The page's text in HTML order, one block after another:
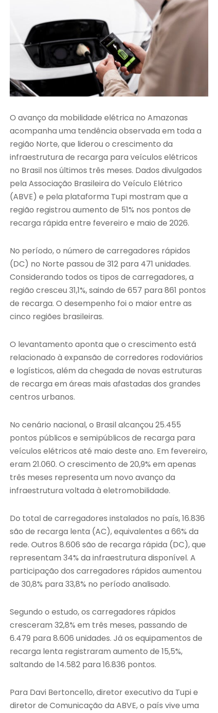
O avanço da mobilidade elétrica no Amazonas
acompanha uma tendência observada em toda a
região Norte, que liderou o crescimento da
infraestrutura de recarga para veículos elétricos
no Brasil nos últimos três meses. Dados divulgados
pela Associação Brasileira do Veículo Elétrico
(ABVE) e pela plataforma Tupi mostram que a
região registrou aumento de 51% nos pontos de
recarga rápida entre fevereiro e maio de 2026.
No período, o número de carregadores rápidos
(DC) no Norte passou de 312 para 471 unidades.
Considerando todos os tipos de carregadores, a
região cresceu 31,1%, saindo de 657 para 861 pontos
de recarga. O desempenho foi o maior entre as
cinco regiões brasileiras.
O levantamento aponta que o crescimento está
relacionado à expansão de corredores rodoviários
e logísticos, além da chegada de novas estruturas
de recarga em áreas mais afastadas dos grandes
centros urbanos.
No cenário nacional, o Brasil alcançou 25.455
pontos públicos e semipúblicos de recarga para
veículos elétricos até maio deste ano. Em fevereiro,
eram 21.060. O crescimento de 20,9% em apenas
três meses representa um novo avanço da
infraestrutura voltada à eletromobilidade.
Do total de carregadores instalados no país, 16.836
são de recarga lenta (AC), equivalentes a 66% da
rede. Outros 8.606 são de recarga rápida (DC), que
representam 34% da infraestrutura disponível. A
participação dos carregadores rápidos aumentou
de 30,8% para 33,8% no período analisado.
Segundo o estudo, os carregadores rápidos
cresceram 32,8% em três meses, passando de
6.479 para 8.606 unidades. Já os equipamentos de
recarga lenta registraram aumento de 15,5%,
saltando de 14.582 para 16.836 pontos.
Para Davi Bertoncello, diretor executivo da Tupi e
diretor de Comunicação da ABVE, o país vive uma